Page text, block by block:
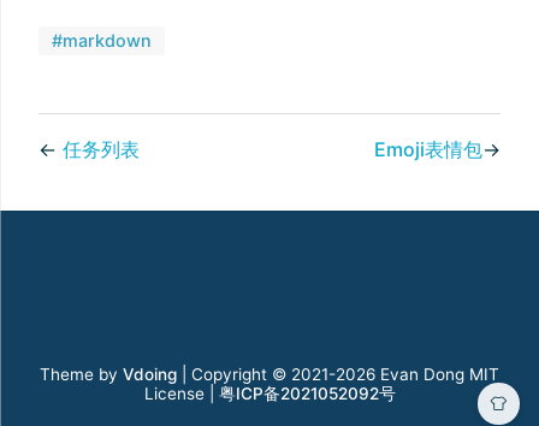
#markdown
← 任务列表 Emoji表情包→
Theme by Vdoing | Copyright © 2021-2026 Evan Dong MIT
License | 粤ICP备2021052092号